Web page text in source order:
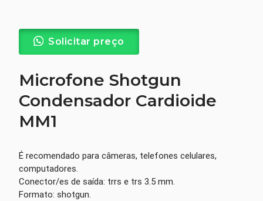
Solicitar preço
Microfone Shotgun
Condensador Cardioide
MM1
É recomendado para câmeras, telefones celulares,
computadores.
Conector/es de saída: trrs e trs 3.5 mm.
Formato: shotgun.